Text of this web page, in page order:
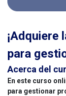
¡Adquiere
para
Acerca del
En este curso
para gestionar